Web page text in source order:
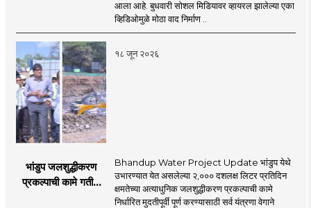
आला आहे. बुधवारी सोशल मिडियावर व्हायरल झालेल्या एका
व्हिडिओमुळे मोठा वाद निर्माण ..
१८ जून २०२६
भांडुप जलशुद्धीकरण
प्रकल्पाची कामे गतीने
Bhandup Water Project Update भांडुप येथे
उभारण्यात येत असलेल्या २,००० दशलक्ष लिटर प्रतिदिन
क्षमतेच्या अत्याधुनिक जलशुद्धीकरण प्रकल्पाची कामे
निर्धारित मुदतीपूर्वी पूर्ण करण्यासाठी सर्व यंत्रणा वेगाने